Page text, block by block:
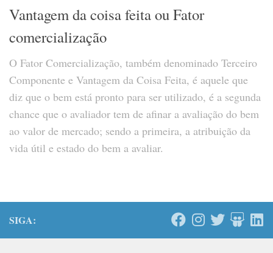
Vantagem da coisa feita ou Fator
comercialização
O Fator Comercialização, também denominado Terceiro
Componente e Vantagem da Coisa Feita, é aquele que
diz que o bem está pronto para ser utilizado, é a segunda
chance que o avaliador tem de afinar a avaliação do bem
ao valor de mercado; sendo a primeira, a atribuição da
vida útil e estado do bem a avaliar.
SIGA: